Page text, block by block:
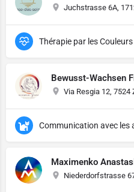
Juchstrasse 6A,
Thérapie par les Couleurs
Bewusst-Wachsen
Via Resgia 12, 7524
Communication avec les
Maximenko
Niederdorfstrasse